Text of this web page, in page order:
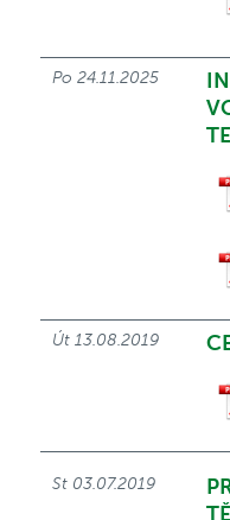
Po 24.11.2025
Út 13.08.2019
St 03.07.2019